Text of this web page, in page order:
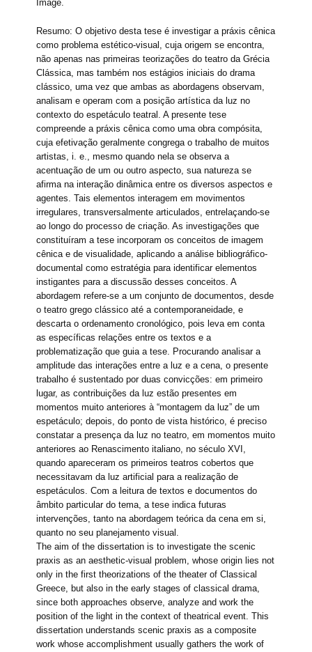
Image.
Resumo: O objetivo desta tese é investigar a práxis cênica
como problema estético-visual, cuja origem se encontra,
não apenas nas primeiras teorizações do teatro da Grécia
Clássica, mas também nos estágios iniciais do drama
clássico, uma vez que ambas as abordagens observam,
analisam e operam com a posição artística da luz no
contexto do espetáculo teatral. A presente tese
compreende a práxis cênica como uma obra compósita,
cuja efetivação geralmente congrega o trabalho de muitos
artistas, i. e., mesmo quando nela se observa a
acentuação de um ou outro aspecto, sua natureza se
afirma na interação dinâmica entre os diversos aspectos e
agentes. Tais elementos interagem em movimentos
irregulares, transversalmente articulados, entrelaçando-se
ao longo do processo de criação. As investigações que
constituíram a tese incorporam os conceitos de imagem
cênica e de visualidade, aplicando a análise bibliográfico-
documental como estratégia para identificar elementos
instigantes para a discussão desses conceitos. A
abordagem refere-se a um conjunto de documentos, desde
o teatro grego clássico até a contemporaneidade, e
descarta o ordenamento cronológico, pois leva em conta
as específicas relações entre os textos e a
problematização que guia a tese. Procurando analisar a
amplitude das interações entre a luz e a cena, o presente
trabalho é sustentado por duas convicções: em primeiro
lugar, as contribuições da luz estão presentes em
momentos muito anteriores à “montagem da luz” de um
espetáculo; depois, do ponto de vista histórico, é preciso
constatar a presença da luz no teatro, em momentos muito
anteriores ao Renascimento italiano, no século XVI,
quando apareceram os primeiros teatros cobertos que
necessitavam da luz artificial para a realização de
espetáculos. Com a leitura de textos e documentos do
âmbito particular do tema, a tese indica futuras
intervenções, tanto na abordagem teórica da cena em si,
quanto no seu planejamento visual.
The aim of the dissertation is to investigate the scenic
praxis as an aesthetic-visual problem, whose origin lies not
only in the first theorizations of the theater of Classical
Greece, but also in the early stages of classical drama,
since both approaches observe, analyze and work the
position of the light in the context of theatrical event. This
dissertation understands scenic praxis as a composite
work whose accomplishment usually gathers the work of